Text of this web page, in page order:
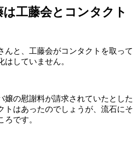
工藤会とコンタクト
んと、工藤会がコンタクトを取って
はしていません。
嬢の慰謝料が請求されていたとした
トはあったのでしょうが、流石にそ
です。